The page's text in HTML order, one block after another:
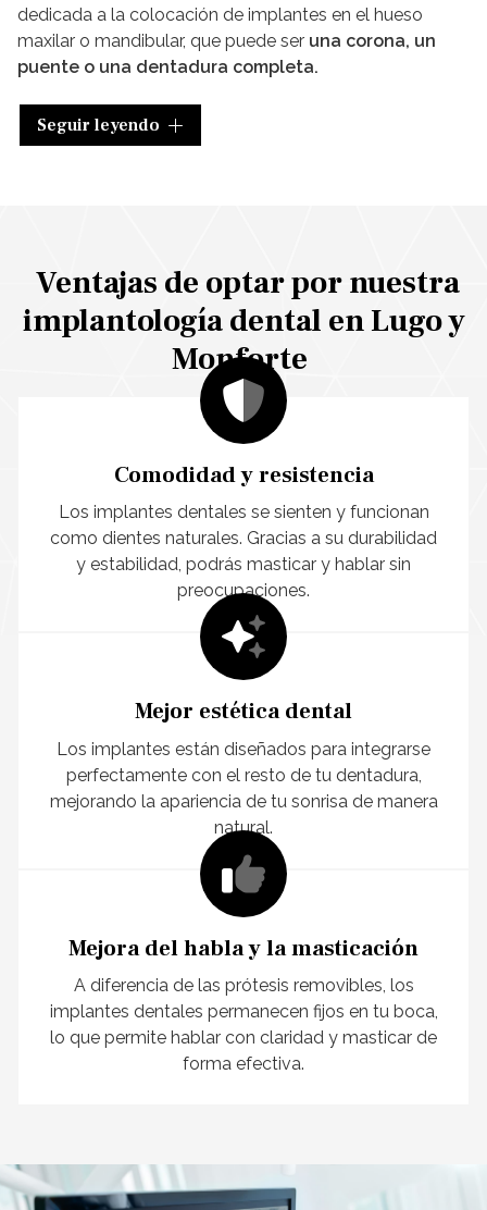
dedicada a la colocación de implantes en el hueso
maxilar o mandibular, que puede ser una corona, un
puente o una dentadura completa.
EnPío Vila Ayán Ortodoncia
implantología dental en Lugo y Monforte y ofrecemos
dentadura, además de restaurar su capacidad para
masticar y hablar correctamente. Contáctanospara
encontrar tu solución.
Seguir leyendo
Ventajas de optar por nuestra
implantología dental en Lugo y
Monforte
Comodidad y resistencia
Los implantes dentales se sienten y funcionan
como dientes naturales. Gracias a su durabilidad
y estabilidad, podrás masticar y hablar sin
preocupaciones.
Mejor estética dental
Los implantes están diseñados para integrarse
perfectamente con el resto de tu dentadura,
mejorando la apariencia de tu sonrisa de manera
natural.
Mejora del habla y la masticación
A diferencia de las prótesis removibles, los
implantes dentales permanecen fijos en tu boca,
lo que permite hablar con claridad y masticar de
forma efectiva.